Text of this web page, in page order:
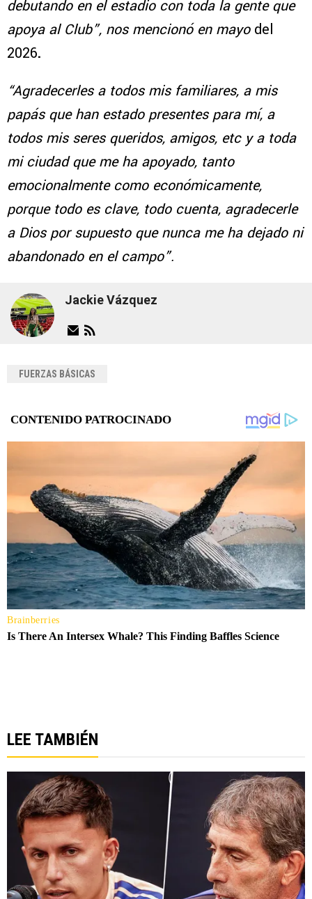
debutando en el estadio con toda la gente que
apoya al Club”, nos mencionó en mayodel
2026.
“Agradecerles a todos mis familiares, a mis
papás que han estado presentes para mí, a
todos mis seres queridos, amigos, etc y a toda
mi ciudad que me ha apoyado, tanto
emocionalmente como económicamente,
porque todo es clave, todo cuenta, agradecerle
a Dios por supuesto que nunca me ha dejado ni
abandonado en el campo”.
Jackie Vázquez
FUERZAS BÁSICAS